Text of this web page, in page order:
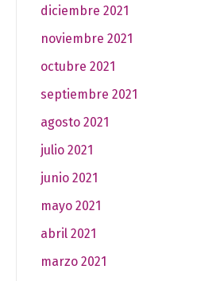
diciembre 2021
noviembre 2021
octubre 2021
septiembre 2021
agosto 2021
julio 2021
junio 2021
mayo 2021
abril 2021
marzo 2021